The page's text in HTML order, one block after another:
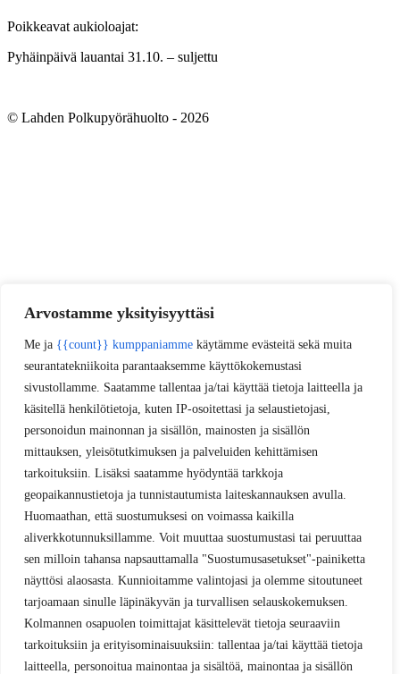
Arvostamme yksityisyyttäsi
Me ja {{count}} kumppaniamme käytämme evästeitä sekä muita
seurantatekniikoita parantaaksemme käyttökokemustasi
sivustollamme. Saatamme tallentaa ja/tai käyttää tietoja laitteella ja
käsitellä henkilötietoja, kuten IP-osoitettasi ja selaustietojasi,
personoidun mainonnan ja sisällön, mainosten ja sisällön
mittauksen, yleisötutkimuksen ja palveluiden kehittämisen
tarkoituksiin. Lisäksi saatamme hyödyntää tarkkoja
geopaikannustietoja ja tunnistautumista laiteskannauksen avulla.
Huomaathan, että suostumuksesi on voimassa kaikilla
aliverkkotunnuksillamme. Voit muuttaa suostumustasi tai peruuttaa
sen milloin tahansa napsauttamalla "Suostumusasetukset"-painiketta
näyttösi alaosasta. Kunnioitamme valintojasi ja olemme sitoutuneet
tarjoamaan sinulle läpinäkyvän ja turvallisen selauskokemuksen.
Kolmannen osapuolen toimittajat käsittelevät tietoja seuraaviin
tarkoituksiin ja erityisominaisuuksiin: tallentaa ja/tai käyttää tietoja
laitteella, personoitua mainontaa ja sisältöä, mainontaa ja sisällön
Poikkeavat aukioloajat:
Pyhäinpäivä lauantai 31.10. – suljettu
© Lahden Polkupyörähuolto - 2026